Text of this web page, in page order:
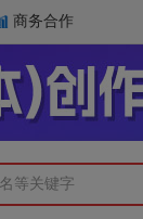
商务合作